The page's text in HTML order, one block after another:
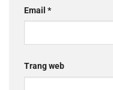
Email *
Trang web